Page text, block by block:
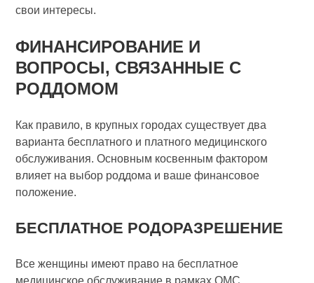
свои интересы.
ФИНАНСИРОВАНИЕ И
ВОПРОСЫ, СВЯЗАННЫЕ С
РОДДОМОМ
Как правило, в крупных городах существует два
варианта бесплатного и платного медицинского
обслуживания. Основным косвенным фактором
влияет на выбор роддома и ваше финансовое
положение.
БЕСПЛАТНОЕ РОДОРАЗРЕШЕНИЕ
Все женщины имеют право на бесплатное
медицинское обслуживание в рамках ОМС